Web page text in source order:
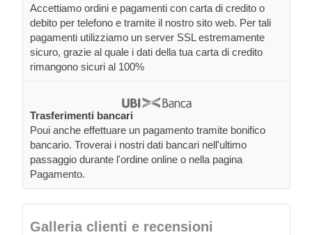
Accettiamo ordini e pagamenti con carta di credito o
debito per telefono e tramite il nostro sito web. Per tali
pagamenti utilizziamo un server SSL estremamente
sicuro, grazie al quale i dati della tua carta di credito
rimangono sicuri al 100%
Trasferimenti bancari
Poui anche effettuare un pagamento tramite bonifico
bancario. Troverai i nostri dati bancari nell'ultimo
passaggio durante l'ordine online o nella pagina
Pagamento.
Galleria clienti e recensioni